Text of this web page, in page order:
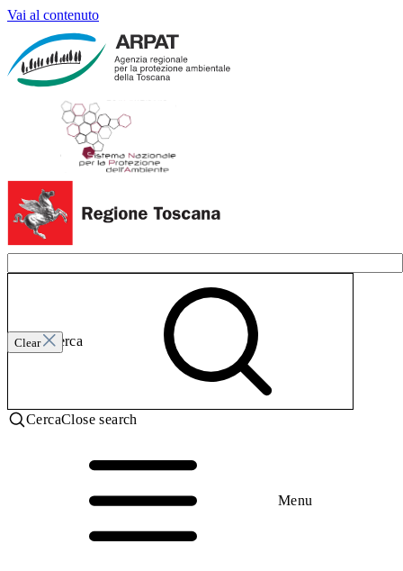
Vai al contenuto
Clear
Invia ricerca
CercaClose search
Menu